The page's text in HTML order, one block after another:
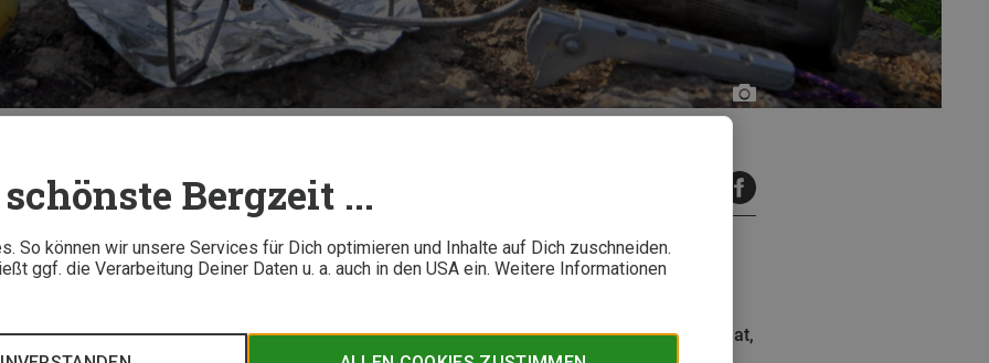
Bergzeit ...
So können wir unsere Services für Dich optimieren und Inhalte auf Dich zuschneiden.
ggf. die Verarbeitung Deiner Daten u. a. auch in den USA ein. Weitere Informationen
Ralf
Stefan
Handhabung und effizient in puncto Verbrennung: Der Soto Stormbreaker verspricht im
zu sein und funktioniert auch mit Tankstellenbenzin. Wie er sich im Test geschlagen hat,